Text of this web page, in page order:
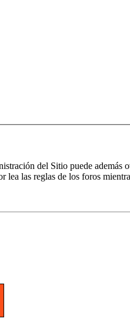
del Sitio puede además
lea las reglas de los foros